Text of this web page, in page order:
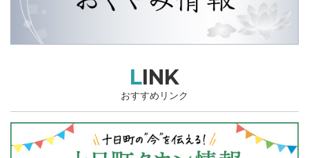
LINK
おすすめリンク